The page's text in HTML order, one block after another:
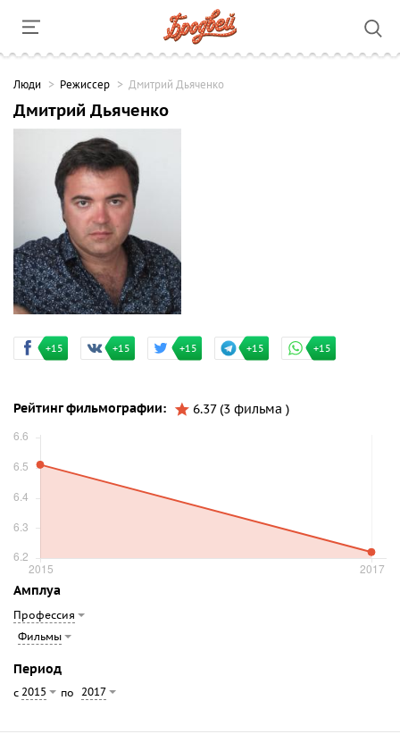
Люди Режиссер Дмитрий Дьяченко
Дмитрий Дьяченко
+15 +15 +15 +15 +15
Рейтинг фильмографии: 6.37 (3 фильма )
Амплуа
Профессия
Фильмы
Период
с 2015 по 2017